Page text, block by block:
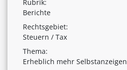
Rubrik:
Berichte
Rechtsgebiet:
Steuern / Tax
Thema:
Erheblich mehr Selbstanzeigen